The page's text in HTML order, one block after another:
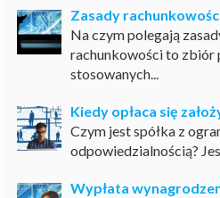
Zasady
Na czym polegają
rachunkowości to zbiór
stosowanych...
Kiedy opłaca się
Czym jest spółka z
odpowiedzialnością?
Wypłata